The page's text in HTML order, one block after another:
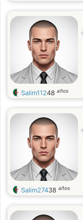
Salim11248 años
Salim27438 años